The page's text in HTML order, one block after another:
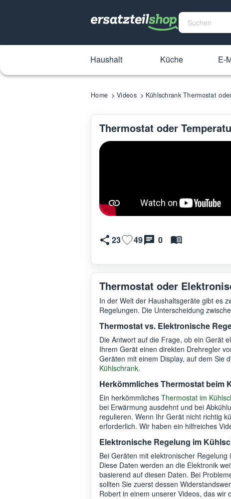
Haushalt Küche E-
Home Videos Kühlschrank Thermostat
Thermostat oder
23 49 0
Thermostat oder
In der Welt der Haushaltsgeräte gibt es
Regelungen. Die Unterscheidung
Thermostat vs. Elektronische
Die Antwort auf die Frage, ob ein Gerät
Ihrem Gerät einen direkten Drehregler
Geräten mit einem Display, auf dem Sie
Kühlschrank.
Herkömmliches Thermostat beim
Ein herkömmliches Thermostat im
bei Erwärmung ausdehnt und bei
regulieren. Wenn Ihr Gerät nicht richtig
erforderlich. Wir haben ein hilfreiches
Elektronische Regelung im
Bei Geräten mit elektronischer
Diese Daten werden an die Elektronik
basierend auf diesen Daten. Bei
sollten Sie zuerst dessen
Robert in einem unserer Videos, das wir